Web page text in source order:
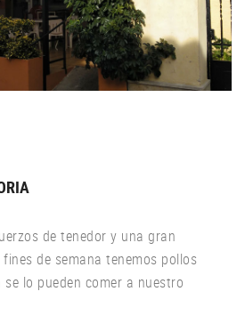
de tenedor y una gran
de semana tenemos pollos
lo pueden comer a nuestro